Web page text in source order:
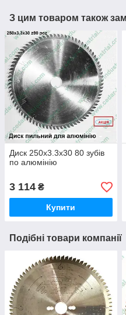
З цим товаром також
Диск 250х3.3х30 80 зубів
по алюмінію
3 114 ₴
Купити
Подібні товари компанії